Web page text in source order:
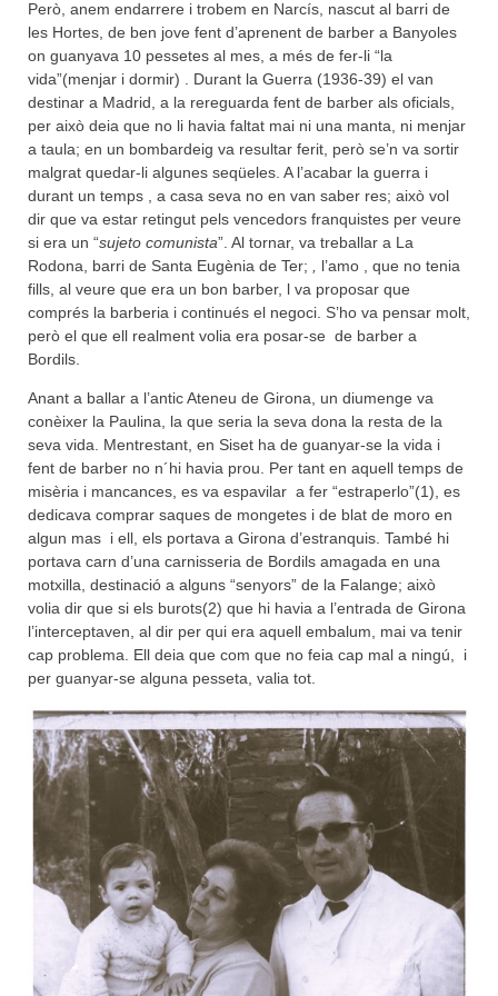
Però, anem endarrere i trobem en Narcís, nascut al barri de
les Hortes, de ben jove fent d’aprenent de barber a Banyoles
on guanyava 10 pessetes al mes, a més de fer-li “la
vida”(menjar i dormir) . Durant la Guerra (1936-39) el van
destinar a Madrid, a la rereguarda fent de barber als oficials,
per això deia que no li havia faltat mai ni una manta, ni menjar
a taula; en un bombardeig va resultar ferit, però se’n va sortir
malgrat quedar-li algunes seqüeles. A l’acabar la guerra i
durant un temps , a casa seva no en van saber res; això vol
dir que va estar retingut pels vencedors franquistes per veure
si era un “sujeto comunista”. Al tornar, va treballar a La
Rodona, barri de Santa Eugènia de Ter;
l’amo , que no tenia
fills, al veure que era un bon barber, l va proposar que
comprés la barberia i continués el negoci. S’ho va pensar molt,
però el que ell realment volia era posar-se de barber a
Bordils.
Anant a ballar a l’antic Ateneu de Girona, un diumenge va
conèixer la Paulina, la que seria la seva dona la resta de la
seva vida. Mentrestant, en Siset ha de guanyar-se la vida i
fent de barber no n´hi havia prou. Per tant en aquell temps de
misèria i mancances, es va espavilar a fer “estraperlo”(1), es
dedicava comprar saques de mongetes i de blat de moro en
algun mas i ell, els portava a Girona d’estranquis. També hi
portava carn d’una carnisseria de Bordils amagada en una
motxilla, destinació a alguns “senyors” de la Falange; això
volia dir que si els burots(2) que hi havia a l’entrada de Girona
l’interceptaven, al dir per qui era aquell embalum, mai va tenir
cap problema. Ell deia que com que no feia cap mal a ningú, i
per guanyar-se alguna pesseta, valia tot.